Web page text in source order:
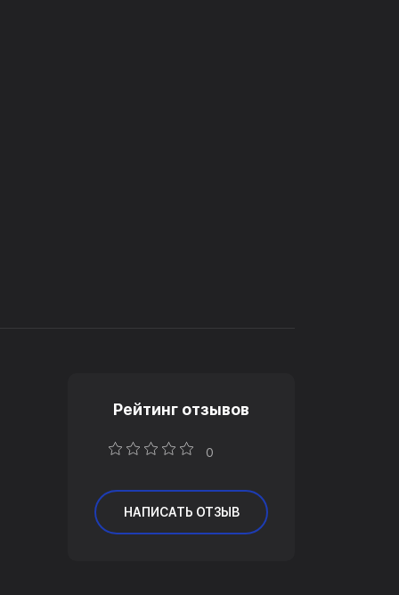
Рейтинг отзывов
0
НАПИСАТЬ ОТЗЫВ